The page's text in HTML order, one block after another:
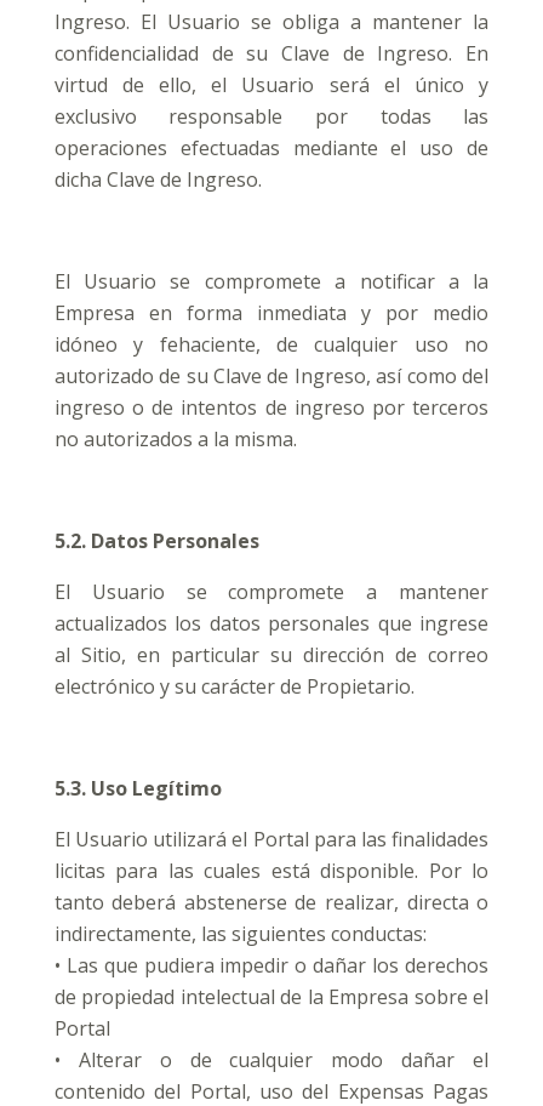
Ingreso. El Usuario se obliga a mantener la
confidencialidad de su Clave de Ingreso. En
virtud de ello, el Usuario será el único y
exclusivo responsable por todas las
operaciones efectuadas mediante el uso de
dicha Clave de Ingreso.
El Usuario se compromete a notificar a la
Empresa en forma inmediata y por medio
idóneo y fehaciente, de cualquier uso no
autorizado de su Clave de Ingreso, así como del
ingreso o de intentos de ingreso por terceros
no autorizados a la misma.
5.2. Datos Personales
El Usuario se compromete a mantener
actualizados los datos personales que ingrese
al Sitio, en particular su dirección de correo
electrónico y su carácter de Propietario.
5.3. Uso Legítimo
El Usuario utilizará el Portal para las finalidades
licitas para las cuales está disponible. Por lo
tanto deberá abstenerse de realizar, directa o
indirectamente, las siguientes conductas:
• Las que pudiera impedir o dañar los derechos
de propiedad intelectual de la Empresa sobre el
Portal
• Alterar o de cualquier modo dañar el
contenido del Portal, uso del Expensas Pagas